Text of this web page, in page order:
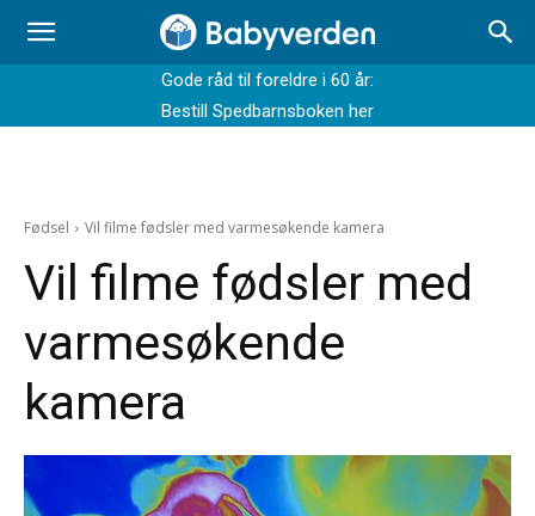
Gode råd til foreldre i 60 år:
Bestill Spedbarnsboken her
Fødsel Vil filme fødsler med varmesøkende kamera
Vil filme fødsler med
varmesøkende
kamera